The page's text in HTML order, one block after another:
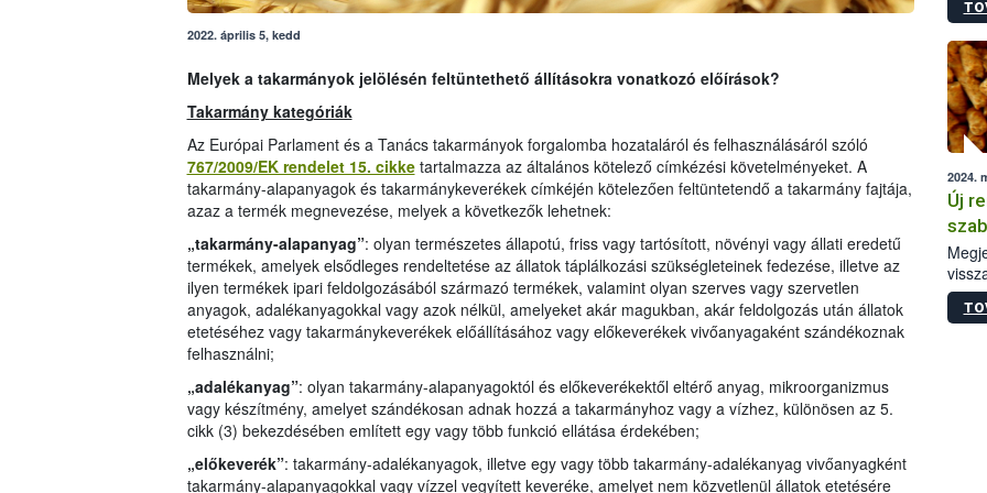
2022. április 5, kedd
Melyek a takarmányok jelölésén feltüntethető állításokra vonatkozó előírások?
Takarmány kategóriák
Az Európai Parlament és a Tanács takarmányok forgalomba hozataláról és felhasználásáról szóló
767/2009/EK rendelet 15. cikketartalmazza az általános kötelező címkézési követelményeket. A
takarmány-alapanyagok és takarmánykeverékek címkéjén kötelezően feltüntetendő a takarmány fajtája,
azaz a termék megnevezése, melyek a következők lehetnek:
„takarmány-alapanyag”: olyan természetes állapotú, friss vagy tartósított, növényi vagy állati eredetű
termékek, amelyek elsődleges rendeltetése az állatok táplálkozási szükségleteinek fedezése, illetve az
ilyen termékek ipari feldolgozásából származó termékek, valamint olyan szerves vagy szervetlen
anyagok, adalékanyagokkal vagy azok nélkül, amelyeket akár magukban, akár feldolgozás után állatok
etetéséhez vagy takarmánykeverékek előállításához vagy előkeverékek vivőanyagaként szándékoznak
felhasználni;
„adalékanyag”: olyan takarmány-alapanyagoktól és előkeverékektől eltérő anyag, mikroorganizmus
vagy készítmény, amelyet szándékosan adnak hozzá a takarmányhoz vagy a vízhez, különösen az 5.
cikk (3) bekezdésében említett egy vagy több funkció ellátása érdekében;
„előkeverék”: takarmány-adalékanyagok, illetve egy vagy több takarmány-adalékanyag vivőanyagként
takarmány-alapanyagokkal vagy vízzel vegyített keveréke, amelyet nem közvetlenül állatok etetésére
2024.
Új